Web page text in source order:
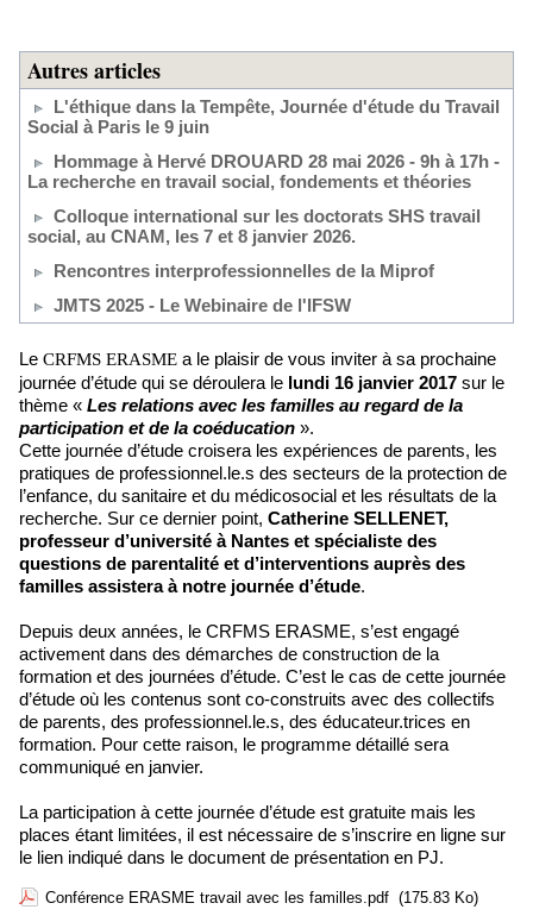
Autres articles
L'éthique dans la Tempête, Journée d'étude du Travail
Social à Paris le 9 juin
Hommage à Hervé DROUARD 28 mai 2026 - 9h à 17h -
La recherche en travail social, fondements et théories
Colloque international sur les doctorats SHS travail
social, au CNAM, les 7 et 8 janvier 2026.
Rencontres interprofessionnelles de la Miprof
JMTS 2025 - Le Webinaire de l'IFSW
Le CRFMS ERASME a le plaisir de vous inviter à sa prochaine
journée d’étude qui se déroulera le lundi 16 janvier 2017 sur le
thème « Les relations avec les familles au regard de la
participation et de la coéducation ».
Cette journée d’étude croisera les expériences de parents, les
pratiques de professionnel.le.s des secteurs de la protection de
l’enfance, du sanitaire et du médicosocial et les résultats de la
recherche. Sur ce dernier point, Catherine SELLENET,
professeur d’université à Nantes et spécialiste des
questions de parentalité et d’interventions auprès des
familles assistera à notre journée d’étude.
Depuis deux années, le CRFMS ERASME, s’est engagé
activement dans des démarches de construction de la
formation et des journées d’étude. C’est le cas de cette journée
d’étude où les contenus sont co-construits avec des collectifs
de parents, des professionnel.le.s, des éducateur.trices en
formation. Pour cette raison, le programme détaillé sera
communiqué en janvier.
La participation à cette journée d’étude est gratuite mais les
places étant limitées, il est nécessaire de s’inscrire en ligne sur
le lien indiqué dans le document de présentation en PJ.
Conférence ERASME travail avec les familles.pdf (175.83 Ko)